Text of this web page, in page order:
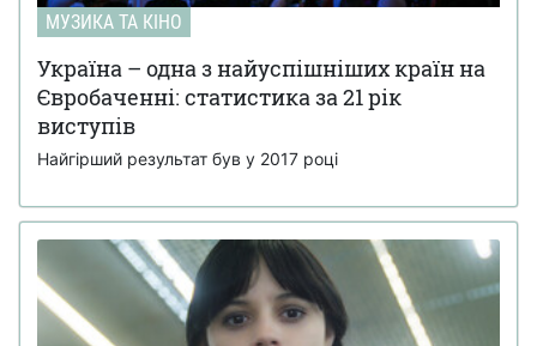
МУЗИКА ТА КІНО
Україна – одна з найуспішніших країн на
Євробаченні: статистика за 21 рік
виступів
Найгірший результат був у 2017 році